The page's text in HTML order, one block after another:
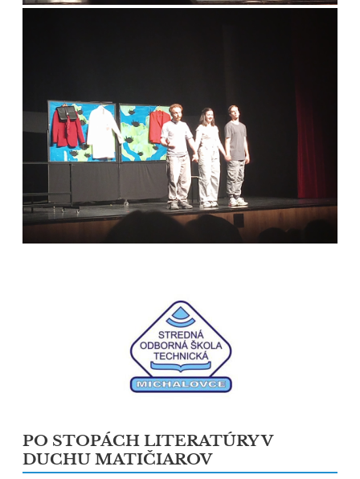
PO STOPÁCH LITERATÚRY V
DUCHU MATIČIAROV